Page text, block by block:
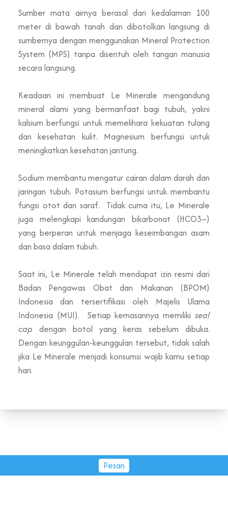
Sumber mata airnya berasal dari kedalaman 100
meter di bawah tanah dan dibotolkan langsung di
sumbernya dengan menggunakan Mineral Protection
System (MPS) tanpa disentuh oleh tangan manusia
secara langsung.
Keadaan ini membuat Le Minerale mengandung
mineral alami yang bermanfaat bagi tubuh, yakni
kalsium berfungsi untuk memelihara kekuatan tulang
dan kesehatan kulit. Magnesium berfungsi untuk
meningkatkan kesehatan jantung.
Sodium membantu mengatur cairan dalam darah dan
jaringan tubuh. Potasium berfungsi untuk membantu
fungsi otot dan saraf. Tidak cuma itu, Le Minerale
juga melengkapi kandungan bikarbonat (HCO3–)
yang berperan untuk menjaga keseimbangan asam
dan basa dalam tubuh.
Saat ini, Le Minerale telah mendapat izin resmi dari
Badan Pengawas Obat dan Makanan (BPOM)
Indonesia dan tersertifikasi oleh Majelis Ulama
Indonesia (MUI). Setiap kemasannya memiliki seal
cap dengan botol yang keras sebelum dibuka.
Dengan keunggulan-keunggulan tersebut, tidak salah
jika Le Minerale menjadi konsumsi wajib kamu setiap
hari.
Pesan